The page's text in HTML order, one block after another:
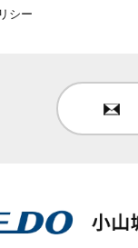
シー